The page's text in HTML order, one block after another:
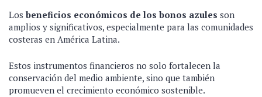
Los beneficios económicos de los bonos azules son
amplios y significativos, especialmente para las comunidades
costeras en América Latina.
Estos instrumentos financieros no solo fortalecen la
conservación del medio ambiente, sino que también
promueven el crecimiento económico sostenible.